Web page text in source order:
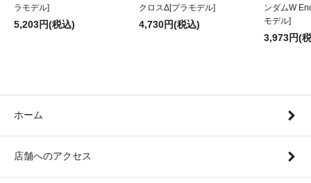
ラモデル]
5,203円(税込)
クロスΔ[プラモデル]
4,730円(税込)
ンダムW
モデル]
3,973円(
ホーム
店舗へのアクセス